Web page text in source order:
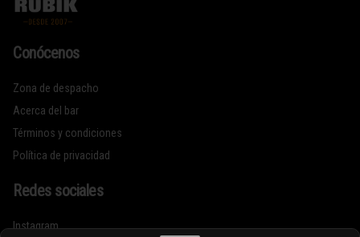
Conócenos
Zona de despacho
Acerca del bar
Términos y condiciones
Política de privacidad
Redes sociales
Instagram